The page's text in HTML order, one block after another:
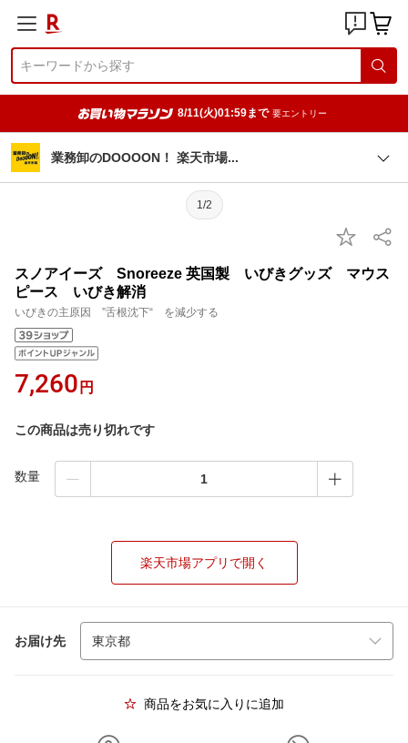
8/11(火)01:59まで 要エントリー
業務卸のDOOOON！ 楽天市場
1/2
スノアイーズ Snoreeze 英国製 いびきグッズ マウス
ピース いびき解消
いびきの主原因 ”舌根沈下“ を減少する
7,260 円
この商品は売り切れです
数量
楽天市場アプリで開く
お届け先
商品をお気に入りに追加